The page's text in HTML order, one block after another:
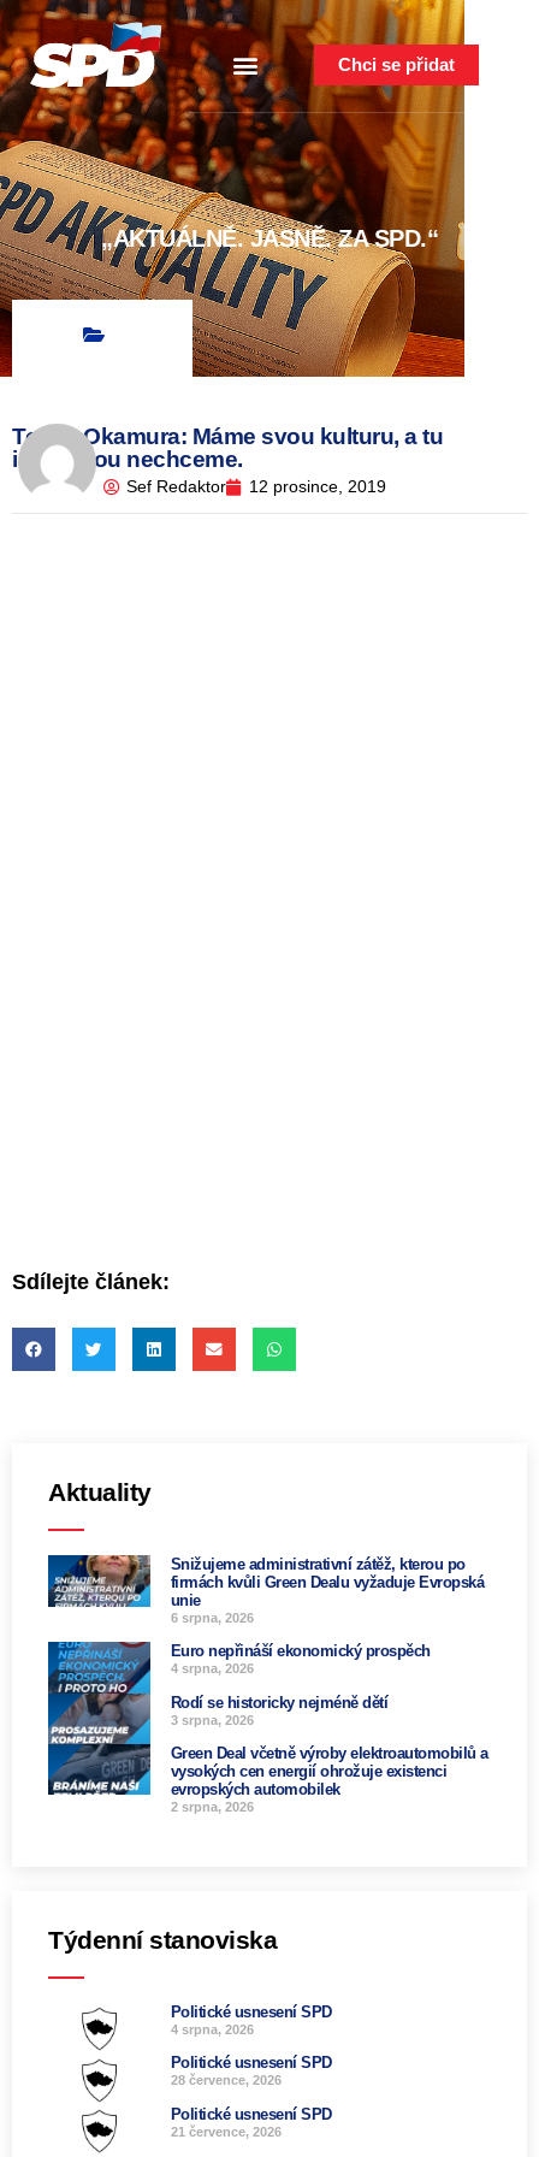
Chci se přidat
„AKTUÁLNĚ. JASNĚ. ZA SPD.“
Tomio Okamura: Máme svou kulturu, a tu
islámskou nechceme.
Sef Redaktor 12 prosince, 2019
Sdílejte článek:
Aktuality
Snižujeme administrativní zátěž, kterou po
firmách kvůli Green Dealu vyžaduje Evropská
unie
6 srpna, 2026
Euro nepřináší ekonomický prospěch
4 srpna, 2026
Rodí se historicky nejméně dětí
3 srpna, 2026
Green Deal včetně výroby elektroautomobilů a
vysokých cen energií ohrožuje existenci
evropských automobilek
2 srpna, 2026
Týdenní stanoviska
Politické usnesení SPD
4 srpna, 2026
Politické usnesení SPD
28 července, 2026
Politické usnesení SPD
21 července, 2026